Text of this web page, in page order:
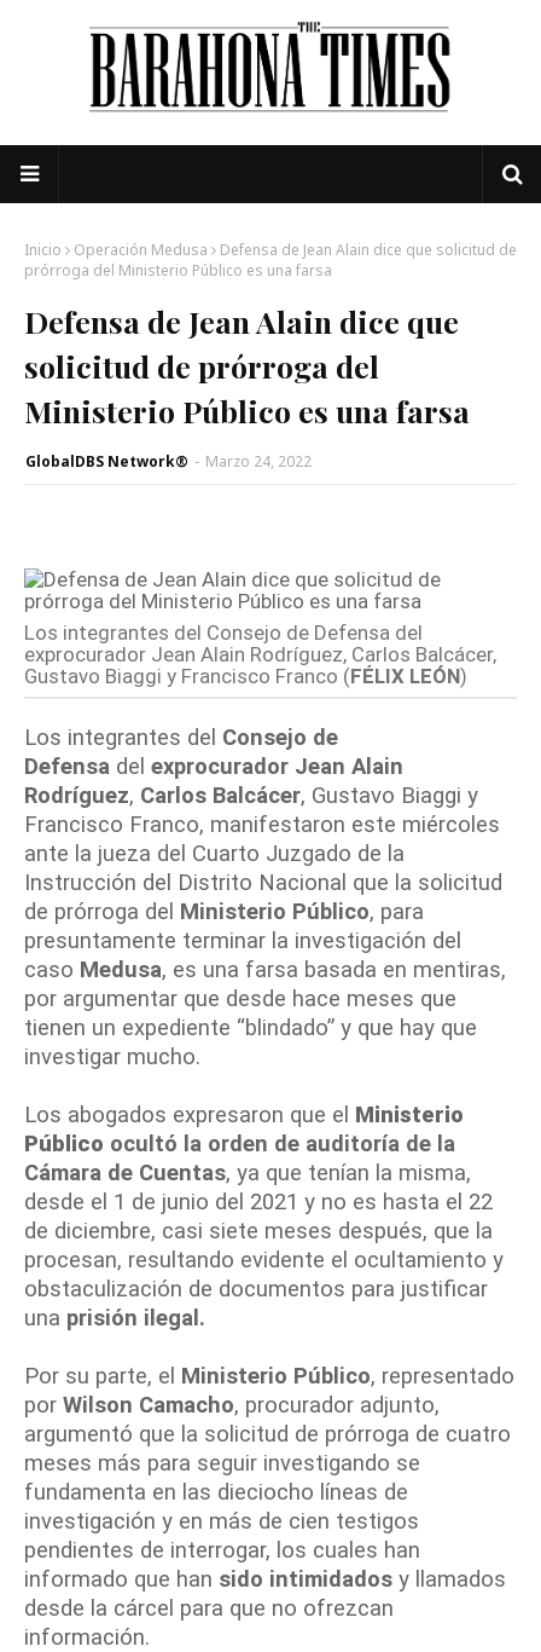
Inicio Operación Medusa
Defensa de Jean Alain dice que solicitud de
prórroga del Ministerio Público es una farsa
Defensa de Jean Alain dice que
solicitud de prórroga del
Ministerio Público es una farsa
GlobalDBS Network® - Marzo 24, 2022
Los integrantes del Consejo de Defensa del
exprocurador Jean Alain Rodríguez, Carlos Balcácer,
Gustavo Biaggi y Francisco Franco (FÉLIX LEÓN)
Los integrantes del Consejo de
Defensa del exprocurador Jean Alain
Rodríguez, Carlos Balcácer, Gustavo Biaggi y
Francisco Franco, manifestaron este miércoles
ante la jueza del Cuarto Juzgado de la
Instrucción del Distrito Nacional que la solicitud
de prórroga del Ministerio Público, para
presuntamente terminar la investigación del
caso Medusa, es una farsa basada en mentiras,
por argumentar que desde hace meses que
tienen un expediente “blindado” y que hay que
investigar mucho.
Los abogados expresaron que el Ministerio
Público ocultó la orden de auditoría de la
Cámara de Cuentas, ya que tenían la misma,
desde el 1 de junio del 2021 y no es hasta el 22
de diciembre, casi siete meses después, que la
procesan, resultando evidente el ocultamiento y
obstaculización de documentos para justificar
una prisión ilegal.
Por su parte, el Ministerio Público, representado
por Wilson Camacho, procurador adjunto,
argumentó que la solicitud de prórroga de cuatro
meses más para seguir investigando se
fundamenta en las dieciocho líneas de
investigación y en más de cien testigos
pendientes de interrogar, los cuales han
informado que han sido intimidados y llamados
desde la cárcel para que no ofrezcan
información.